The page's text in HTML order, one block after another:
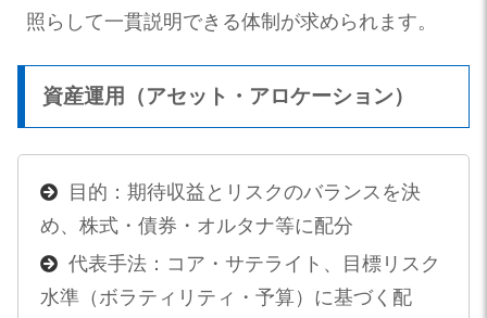
照らして一貫説明できる体制が求められます。
資産運用（アセット・アロケーション）
目的：期待収益とリスクのバランスを決
め、株式・債券・オルタナ等に配分
代表手法：コア・サテライト、目標リスク
水準（ボラティリティ・予算）に基づく配